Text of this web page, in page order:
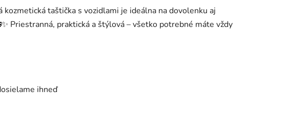
kozmetická taštička s vozidlami je ideálna na dovolenku aj
Priestranná, praktická a štýlová – všetko potrebné máte vždy
ihneď